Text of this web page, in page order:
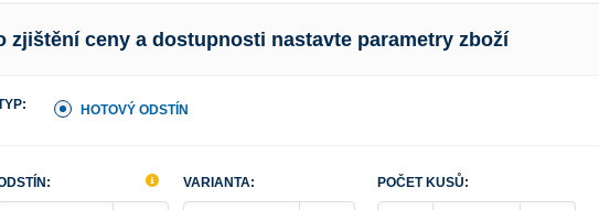
zjištění ceny a dostupnosti nastavte parametry zboží
HOTOVÝ ODSTÍN
VARIANTA: POČET KUSŮ: